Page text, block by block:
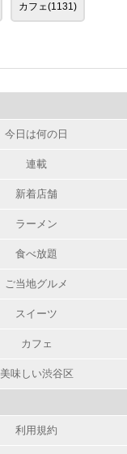
カフェ(1131)
今日は何の日
連載
新着店舗
ラーメン
食べ放題
ご当地グルメ
スイーツ
カフェ
美味しい渋谷区
利用規約